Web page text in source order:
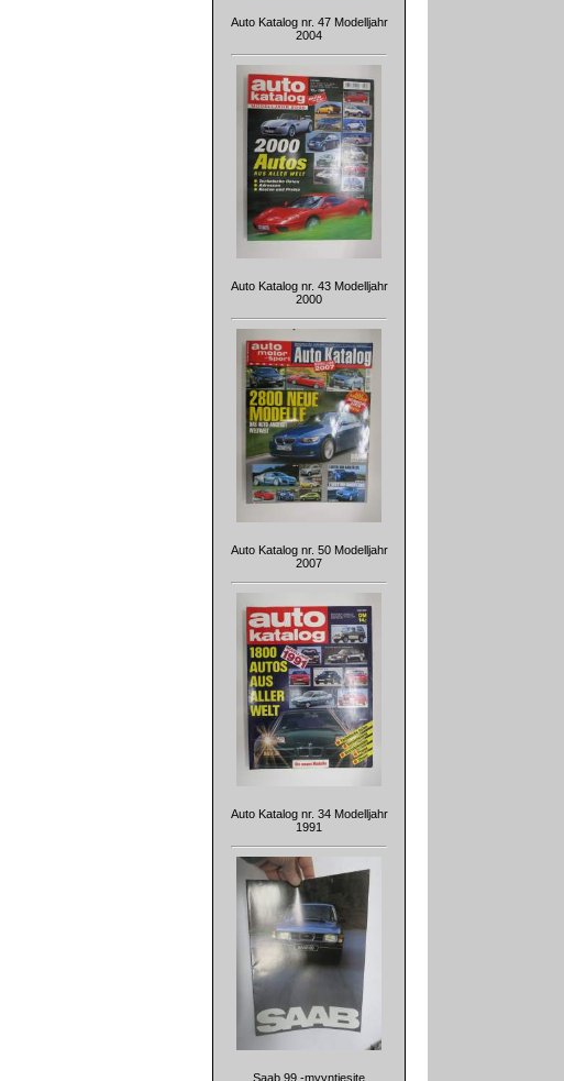
Auto Katalog nr. 47 Modelljahr
2004
Auto Katalog nr. 43 Modelljahr
2000
Auto Katalog nr. 50 Modelljahr
2007
Auto Katalog nr. 34 Modelljahr
1991
Saab 99 -myyntiesite